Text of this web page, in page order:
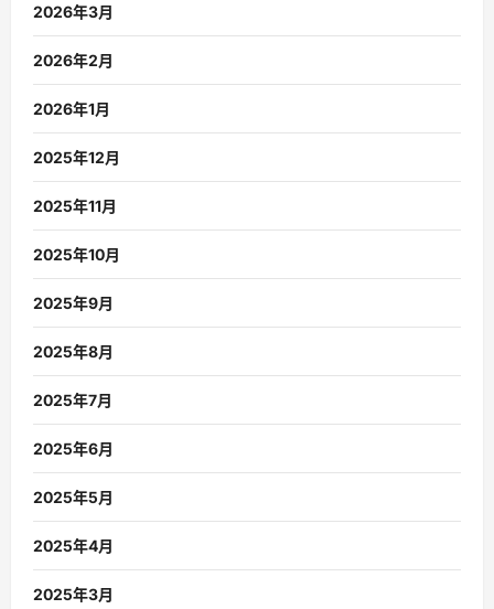
2026年3月
2026年2月
2026年1月
2025年12月
2025年11月
2025年10月
2025年9月
2025年8月
2025年7月
2025年6月
2025年5月
2025年4月
2025年3月